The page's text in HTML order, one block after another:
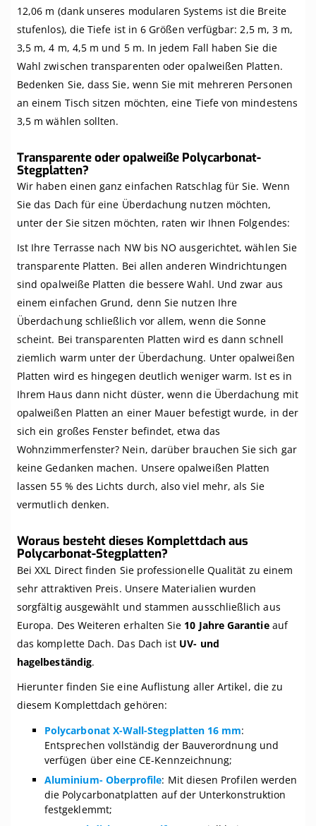
12,06 m (dank unseres modularen Systems ist die Breite
stufenlos), die Tiefe ist in 6 Größen verfügbar: 2,5 m, 3 m,
3,5 m, 4 m, 4,5 m und 5 m. In jedem Fall haben Sie die
Wahl zwischen transparenten oder opalweißen Platten.
Bedenken Sie, dass Sie, wenn Sie mit mehreren Personen
an einem Tisch sitzen möchten, eine Tiefe von mindestens
3,5 m wählen sollten.
Transparente oder opalweiße Polycarbonat-
Stegplatten?
Wir haben einen ganz einfachen Ratschlag für Sie. Wenn
Sie das Dach für eine Überdachung nutzen möchten,
unter der Sie sitzen möchten, raten wir Ihnen Folgendes:
Ist Ihre Terrasse nach NW bis NO ausgerichtet, wählen Sie
transparente Platten. Bei allen anderen Windrichtungen
sind opalweiße Platten die bessere Wahl. Und zwar aus
einem einfachen Grund, denn Sie nutzen Ihre
Überdachung schließlich vor allem, wenn die Sonne
scheint. Bei transparenten Platten wird es dann schnell
ziemlich warm unter der Überdachung. Unter opalweißen
Platten wird es hingegen deutlich weniger warm. Ist es in
Ihrem Haus dann nicht düster, wenn die Überdachung mit
opalweißen Platten an einer Mauer befestigt wurde, in der
sich ein großes Fenster befindet, etwa das
Wohnzimmerfenster? Nein, darüber brauchen Sie sich gar
keine Gedanken machen. Unsere opalweißen Platten
lassen 55 % des Lichts durch, also viel mehr, als Sie
vermutlich denken.
Woraus besteht dieses Komplettdach aus
Polycarbonat-Stegplatten?
Bei XXL Direct finden Sie professionelle Qualität zu einem
sehr attraktiven Preis. Unsere Materialien wurden
sorgfältig ausgewählt und stammen ausschließlich aus
Europa. Des Weiteren erhalten Sie 10 Jahre Garantieauf
das komplette Dach. Das Dach ist UV- und
hagelbeständig.
Hierunter finden Sie eine Auflistung aller Artikel, die zu
diesem Komplettdach gehören:
Polycarbonat X-Wall-Stegplatten 16 mm:
Entsprechen vollständig der Bauverordnung und
verfügen über eine CE-Kennzeichnung;
Aluminium- Oberprofile: Mit diesen Profilen werden
die Polycarbonatplatten auf der Unterkonstruktion
festgeklemmt;